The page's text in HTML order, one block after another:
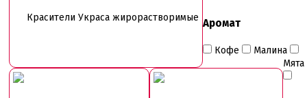
Красители Украса жирорастворимые Аромат
Кофе
Малина
Мята